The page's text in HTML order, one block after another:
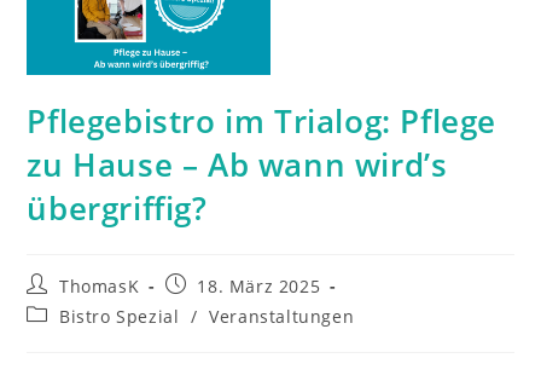
Pflegebistro im Trialog: Pflege
zu Hause – Ab wann wird’s
übergriffig?
Beitrags-
Autor:
ThomasK
Beitrag
veröffentlicht:
18. März 2025
Beitrags-
Bistro Spezial / Veranstaltungen